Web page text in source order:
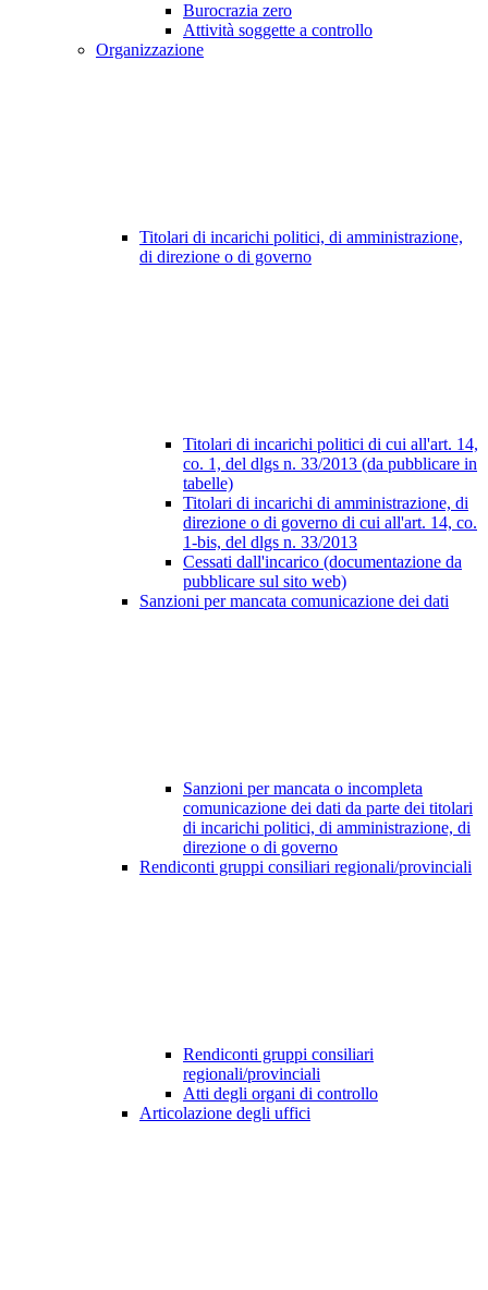
Burocrazia zero
Attività soggette a controllo
Organizzazione
Titolari di incarichi politici, di amministrazione,
di direzione o di governo
Titolari di incarichi politici di cui all'art. 14,
co. 1, del dlgs n. 33/2013 (da pubblicare in
tabelle)
Titolari di incarichi di amministrazione, di
direzione o di governo di cui all'art. 14, co.
1-bis, del dlgs n. 33/2013
Cessati dall'incarico (documentazione da
pubblicare sul sito web)
Sanzioni per mancata comunicazione dei dati
Sanzioni per mancata o incompleta
comunicazione dei dati da parte dei titolari
di incarichi politici, di amministrazione, di
direzione o di governo
Rendiconti gruppi consiliari regionali/provinciali
Rendiconti gruppi consiliari
regionali/provinciali
Atti degli organi di controllo
Articolazione degli uffici